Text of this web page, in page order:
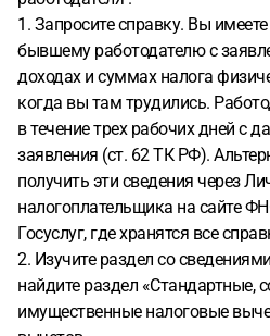
1. Запросите справку. Вы
бывшему работодателю с
доходах и суммах налога
когда вы там трудились.
в течение трех рабочих дней с
заявления (ст. 62 ТК РФ).
получить эти сведения через
налогоплательщика на сайте
Госуслуг, где хранятся все
2. Изучите раздел со
найдите раздел «Стандартные,
имущественные налоговые